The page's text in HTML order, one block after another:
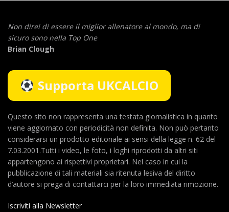
Non direi di essere il miglior allenatore al mondo, ma di
sicuro sono nella Top One
Brian Clough
Supporta UKCALCIO
Questo sito non rappresenta una testata giornalistica in quanto
viene aggiornato con periodicità non definita. Non può pertanto
considerarsi un prodotto editoriale ai sensi della legge n. 62 del
7.03.2001.Tutti i video, le foto, i loghi riprodotti da altri siti
appartengono ai rispettivi proprietari. Nel caso in cui la
pubblicazione di tali materiali sia ritenuta lesiva del diritto
d’autore si prega di contattarci per la loro immediata rimozione.
Iscriviti alla Newsletter